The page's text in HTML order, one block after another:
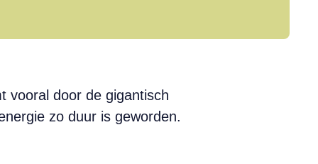
vooral door de gigantisch
zo duur is geworden.